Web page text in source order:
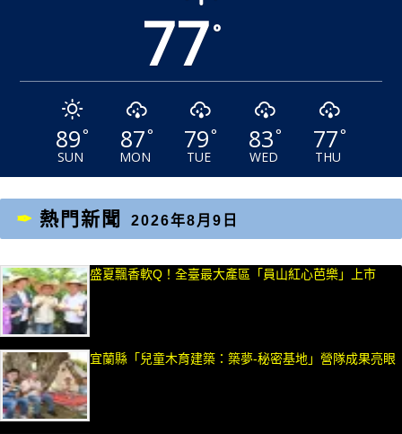
77°
89°
SUN
87°
MON
79°
TUE
83°
WED
77°
THU
熱門新聞 2026年8月9日
盛夏飄香軟Q！全臺最大產區「員山紅心芭樂」上市
宜蘭縣「兒童木育建築：築夢-秘密基地」營隊成果亮眼